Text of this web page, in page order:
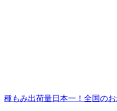
種もみ出荷量日本一！全国の